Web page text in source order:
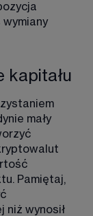
kapitału​
mały
Pamiętaj,
niż wynosił